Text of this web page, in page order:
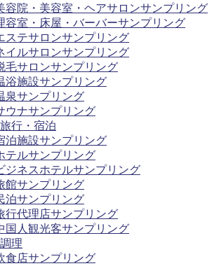
容院・美容室・ヘアサロンサンプリング
容室・床屋・バーバーサンプリング
ステサロンサンプリング
イルサロンサンプリング
毛サロンサンプリング
浴施設サンプリング
泉サンプリング
ウナサンプリング
行・宿泊
泊施設サンプリング
テルサンプリング
ジネスホテルサンプリング
館サンプリング
泊サンプリング
行代理店サンプリング
国人観光客サンプリング
理
食店サンプリング